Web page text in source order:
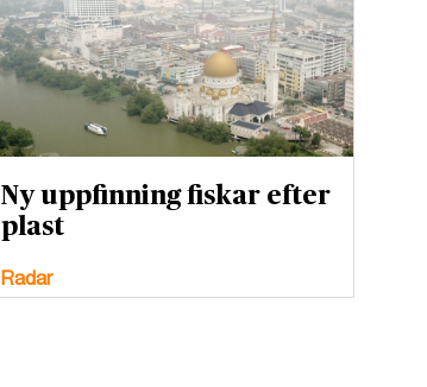
Ny uppfinning fiskar efter
plast
Radar